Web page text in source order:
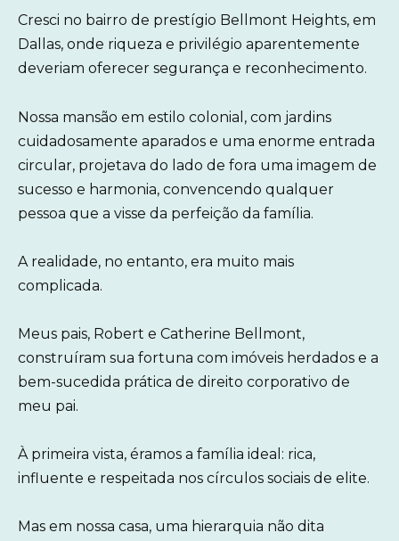
Cresci no bairro de prestígio Bellmont Heights, em
Dallas, onde riqueza e privilégio aparentemente
deveriam oferecer segurança e reconhecimento.
Nossa mansão em estilo colonial, com jardins
cuidadosamente aparados e uma enorme entrada
circular, projetava do lado de fora uma imagem de
sucesso e harmonia, convencendo qualquer
pessoa que a visse da perfeição da família.
A realidade, no entanto, era muito mais
complicada.
Meus pais, Robert e Catherine Bellmont,
construíram sua fortuna com imóveis herdados e a
bem-sucedida prática de direito corporativo de
meu pai.
À primeira vista, éramos a família ideal: rica,
influente e respeitada nos círculos sociais de elite.
Mas em nossa casa, uma hierarquia não dita